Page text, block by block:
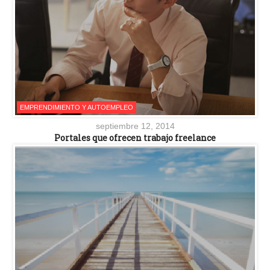
EMPRENDIMIENTO Y AUTOEMPLEO
septiembre 12, 2014
Portales que ofrecen trabajo freelance